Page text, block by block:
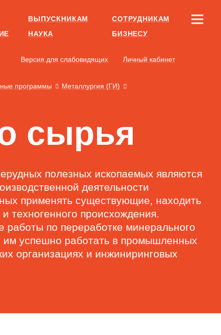
ВЫПУСКНИКАМ
СОТРУДНИКАМ
НАУКА БИЗНЕСУ
Версия для слабовидящих Личный кабинет
программы
Металлургия (ГИ)
сырья
полезных ископаемых являются
деятельности
применять существующие, находить
техногенного происхождения.
работы по переработке минерального
им успешно работать в промышленных
организациях и инжиниринговых